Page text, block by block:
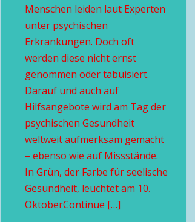
Menschen leiden laut Experten
unter psychischen
Erkrankungen. Doch oft
werden diese nicht ernst
genommen oder tabuisiert.
Darauf und auch auf
Hilfsangebote wird am Tag der
psychischen Gesundheit
weltweit aufmerksam gemacht
– ebenso wie auf Missstände.
In Grün, der Farbe für seelische
Gesundheit, leuchtet am 10.
OktoberContinue […]